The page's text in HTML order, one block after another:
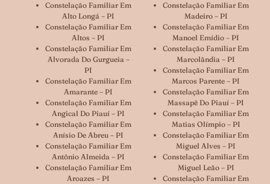
Constelação Familiar Em
Alto Longá – PI
Constelação Familiar Em
Altos – PI
Constelação Familiar Em
Alvorada Do Gurgueia –
PI
Constelação Familiar Em
Amarante – PI
Constelação Familiar Em
Angical Do Piauí – PI
Constelação Familiar Em
Anísio De Abreu – PI
Constelação Familiar Em
Antônio Almeida – PI
Constelação Familiar Em
Aroazes – PI
Constelação Familiar Em
Madeiro – PI
Constelação Familiar Em
Manoel Emídio – PI
Constelação Familiar Em
Marcolândia – PI
Constelação Familiar Em
Marcos Parente – PI
Constelação Familiar Em
Massapê Do Piauí – PI
Constelação Familiar Em
Matias Olímpio – PI
Constelação Familiar Em
Miguel Alves – PI
Constelação Familiar Em
Miguel Leão – PI
Constelação Familiar Em